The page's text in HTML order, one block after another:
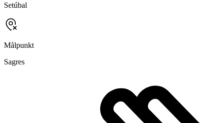
Setúbal
Målpunkt
Sagres